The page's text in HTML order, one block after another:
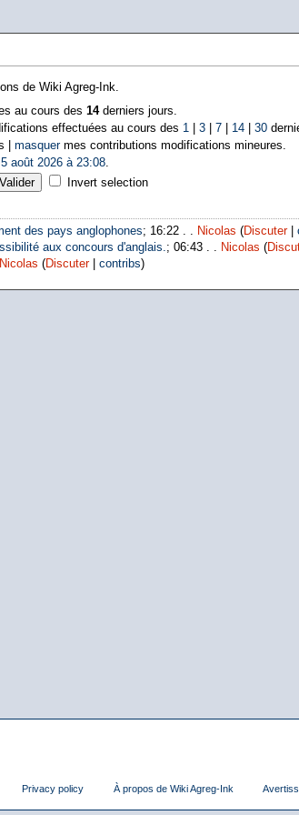
de Wiki Agreg-Ink.
au cours des 14derniers jours.
effectuées au cours des 1 3| 7| 14| 30
| masquermes contributions modifications mineures.
5 août 2026 à 23:08.
Invert selection
des pays anglophones; 16:22 . . Nicolas (Discuter|
aux concours d'anglais.; 06:43 . . Nicolas (
Nicolas (Discuter| contribs)
Privacy policy À propos de Wiki Agreg-Ink